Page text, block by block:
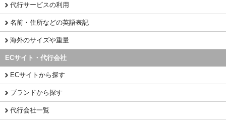
代行サービスの利用
名前・住所などの英語表記
海外のサイズや重量
ECサイト・代行会社
ECサイトから探す
ブランドから探す
代行会社一覧